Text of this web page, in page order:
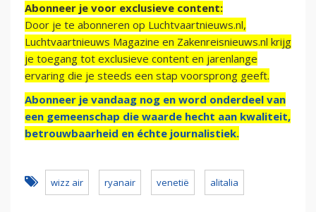
Abonneer je voor exclusieve content:
Door je te abonneren op Luchtvaartnieuws.nl,
Luchtvaartnieuws Magazine en Zakenreisnieuws.nl krijg
je toegang tot exclusieve content en jarenlange
ervaring die je steeds een stap voorsprong geeft.
Abonneer je vandaag nog en word onderdeel van
een gemeenschap die waarde hecht aan kwaliteit,
betrouwbaarheid en échte journalistiek.
wizz air ryanair venetië alitalia